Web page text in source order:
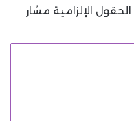
الحقول الإلزامية مشار